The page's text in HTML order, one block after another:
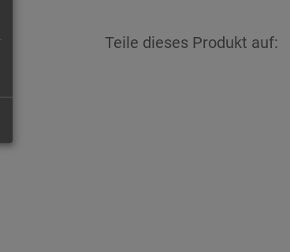
Teile dieses Produkt auf: